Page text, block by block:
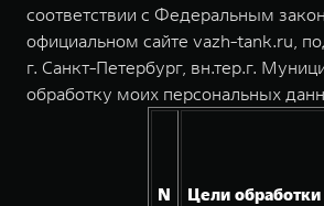
соответствии с Федеральным
официальном сайте vazh-tank.ru,
г. Санкт-Петербург, вн.тер.г.
обработку моих персональных
N Цели